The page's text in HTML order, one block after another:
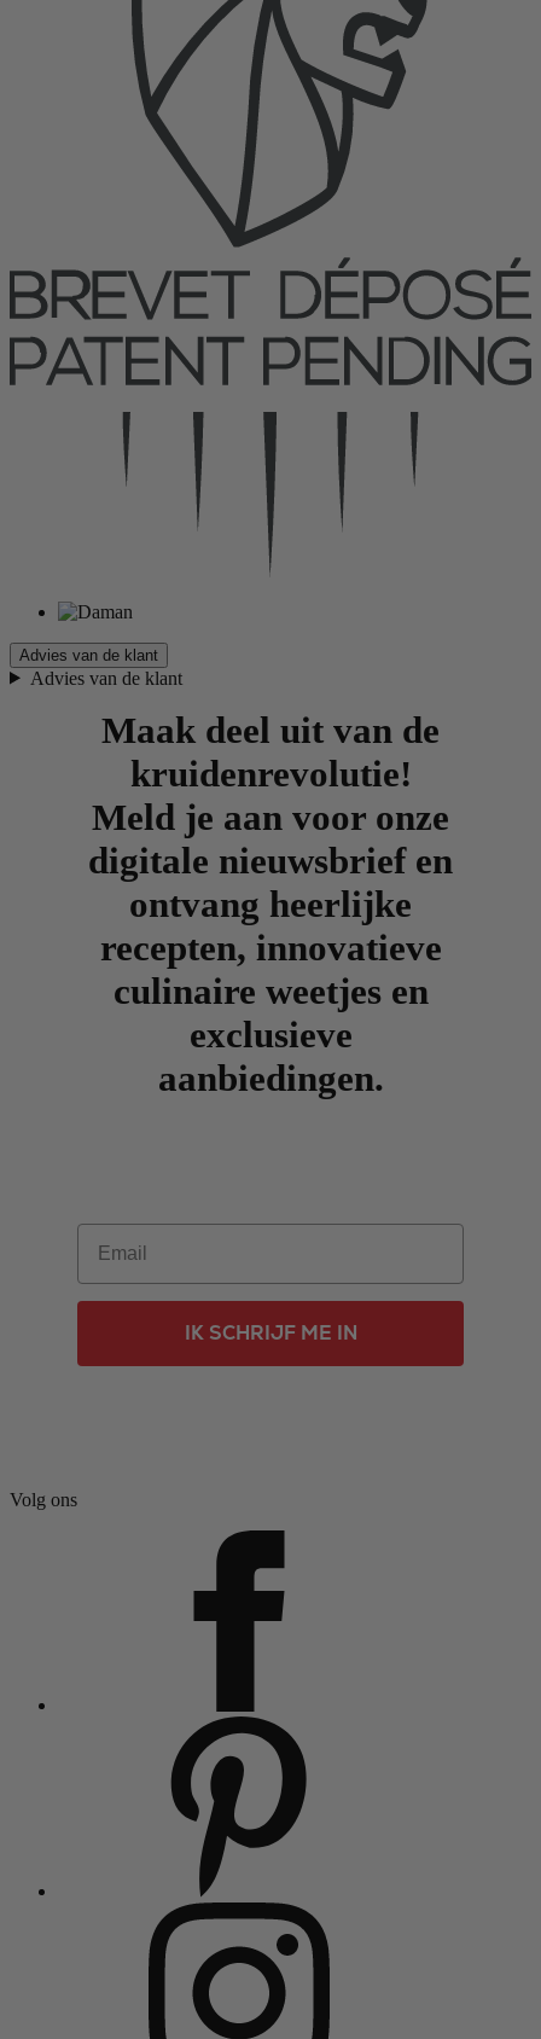
Advies van de klant
Advies van de klant
Maak deel uit van de
kruidenrevolutie!
Meld je aan voor onze
digitale nieuwsbrief en
ontvang heerlijke
recepten, innovatieve
culinaire weetjes en
exclusieve
aanbiedingen.
Email
IK SCHRIJF ME IN
Volg ons